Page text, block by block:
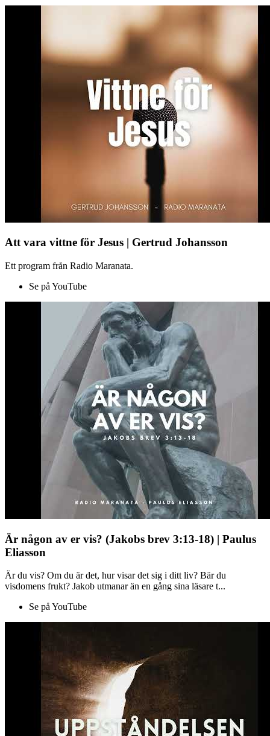
Att vara vittne för Jesus | Gertrud Johansson
Ett program från Radio Maranata.
Se på YouTube
Är någon av er vis? (Jakobs brev 3:13-18) | Paulus
Eliasson
Är du vis? Om du är det, hur visar det sig i ditt liv? Bär du
visdomens frukt? Jakob utmanar än en gång sina läsare t...
Se på YouTube